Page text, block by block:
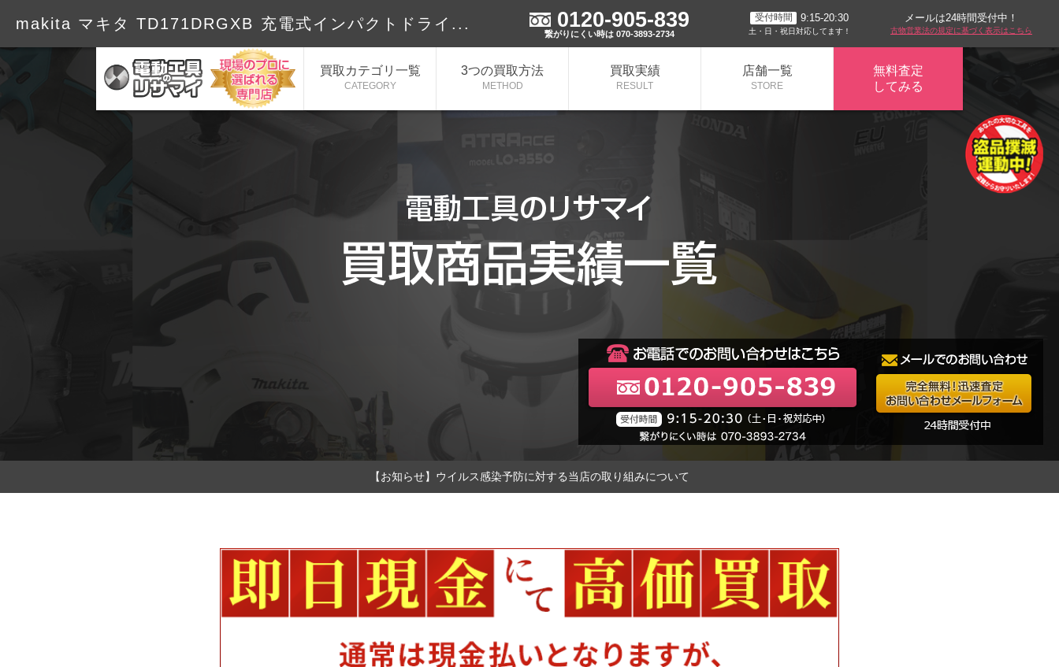
makita マキタ TD171DRGXB 充電式インパクトドライ... 0120-905-839
繋がりにくい時は 070-3893-2734
受付時間 9:15-20:30
土・日・祝日対応してます！
メールは24時間受付中！
古物営業法の規定に基づく表示はこちら
買取カテゴリ一覧
CATEGORY
3つの買取方法
METHOD
買取実績
RESULT
店舗一覧
STORE
無料査定
してみる
【お知らせ】ウイルス感染予防に対する当店の取り組みについて